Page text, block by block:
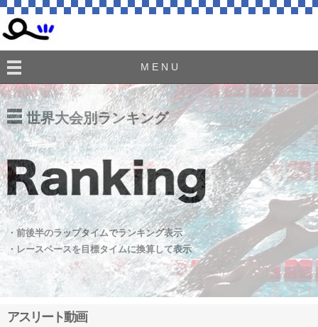
M E N U
世界大会別ランキング
・前後半のラップタイムでランキング表示
・レースペースを目標タイムに換算して表示
アスリート動画